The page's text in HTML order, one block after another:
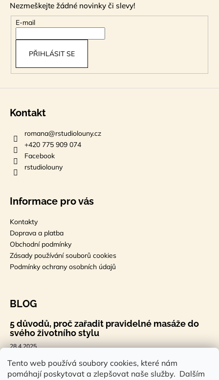
Tento web používá soubory cookies, které nám
pomáhají poskytovat a zlepšovat naše služby. Dalším
Nezmeškejte žádné novinky či slevy!
E-mail
PŘIHLÁSIT SE
Kontakt
romana@rstudiolouny.cz
+420 775 909 074
Facebook
rstudiolouny
Informace pro vás
Kontakty
Doprava a platba
Obchodní podmínky
Zásady používání souborů cookies
Podmínky ochrany osobních údajů
BLOG
5 důvodů, proč zařadit pravidelné masáže do
svého životního stylu
28.4.2025
🐣 Velikonoční styl, který tě bude bavit
7.4.2025